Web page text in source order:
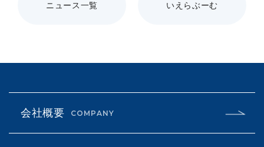
ニュース一覧 いえらぶーむ
会社概要 COMPANY